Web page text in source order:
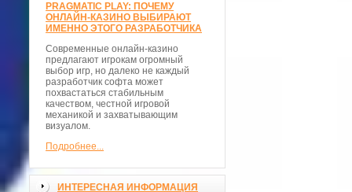
PRAGMATIC PLAY: ПОЧЕМУ
ОНЛАЙН-КАЗИНО ВЫБИРАЮТ
ИМЕННО ЭТОГО РАЗРАБОТЧИКА
Современные онлайн-казино
предлагают игрокам огромный
выбор игр, но далеко не каждый
разработчик софта может
похвастаться стабильным
качеством, честной игровой
механикой и захватывающим
визуалом.
Подробнее...
ИНТЕРЕСНАЯ ИНФОРМАЦИЯ